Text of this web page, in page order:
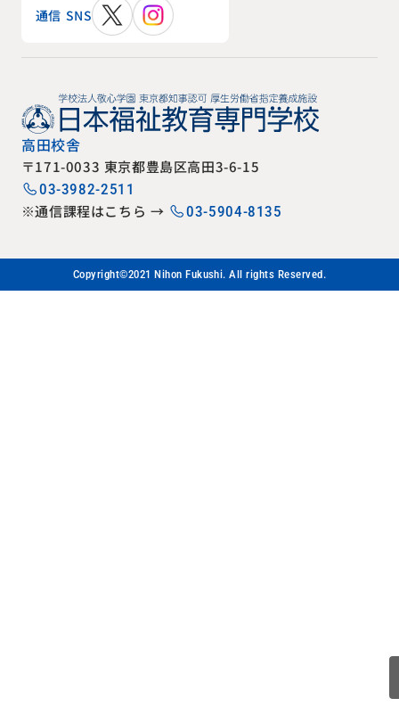
通信 SNS
高田校舎
〒171-0033 東京都豊島区高田3-6-15
03-3982-2511
※通信課程はこちら → 03-5904-8135
Copyright©2021 Nihon Fukushi. All rights Reserved.